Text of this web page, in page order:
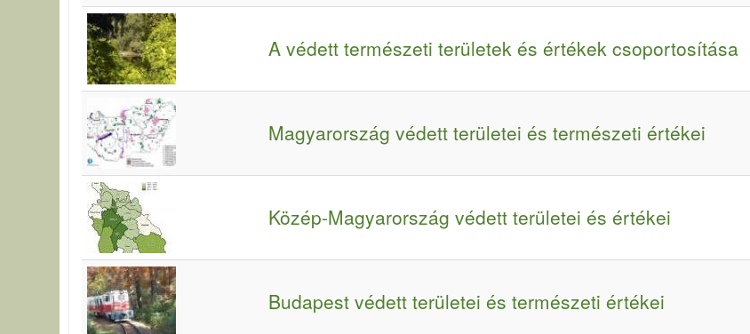
A védett természeti területek és értékek csoportosítása
Magyarország védett területei és természeti értékei
Közép-Magyarország védett területei és értékei
Budapest védett területei és természeti értékei